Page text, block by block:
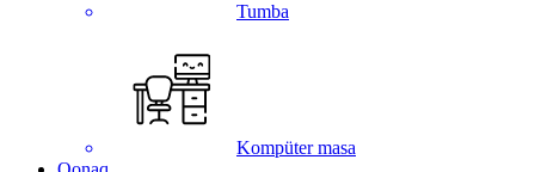
Tumba
Kompüter masa